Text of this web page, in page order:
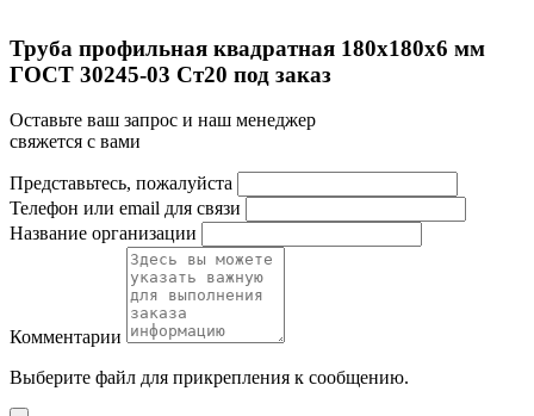
Труба профильная квадратная 180x180x6 мм
ГОСТ 30245-03 Ст20 под заказ
Оставьте ваш запрос и наш менеджер
свяжется с вами
Представьтесь, пожалуйста
Телефон или email для связи
Название организации
Комментарии
Выберите файл для прикрепления к сообщению.